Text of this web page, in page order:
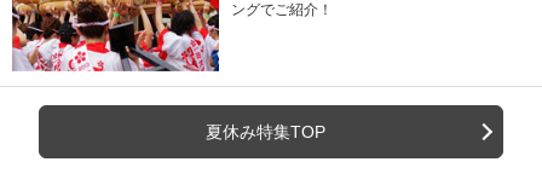
ングでご紹介！
夏休み特集TOP